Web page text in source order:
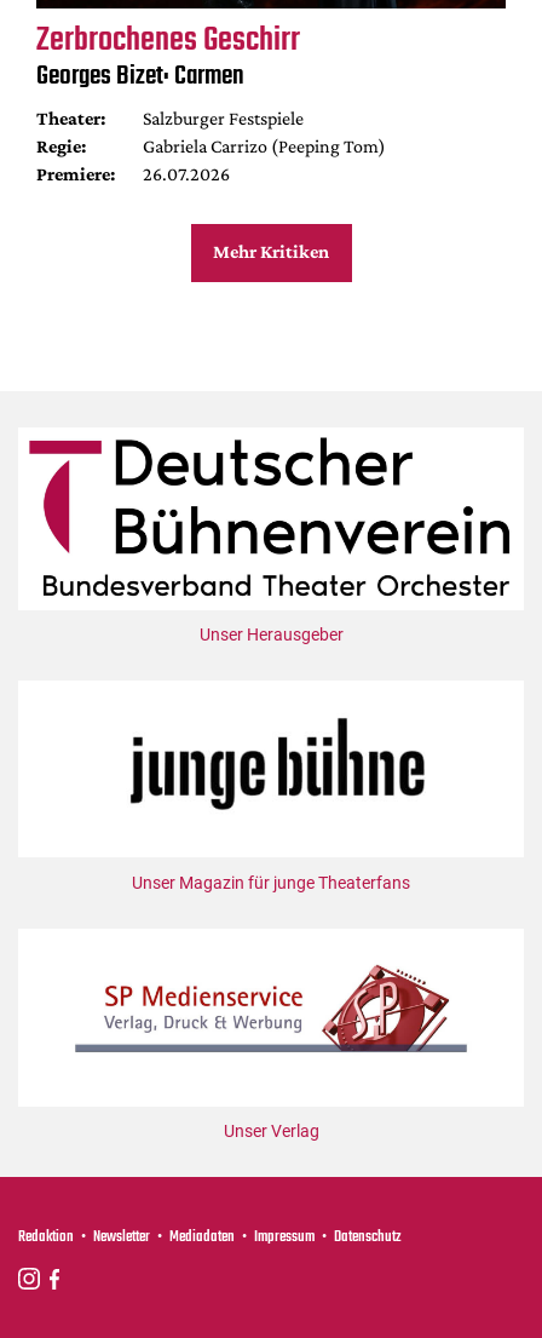
Zerbrochenes Geschirr
Georges Bizet: Carmen
Theater:
Salzburger Festspiele
Regie:
Gabriela Carrizo (Peeping Tom)
Premiere:
26.07.2026
Mehr Kritiken
Unser Herausgeber
Unser Magazin für junge Theaterfans
Unser Verlag
Redaktion Newsletter Mediadaten Impressum Datenschutz